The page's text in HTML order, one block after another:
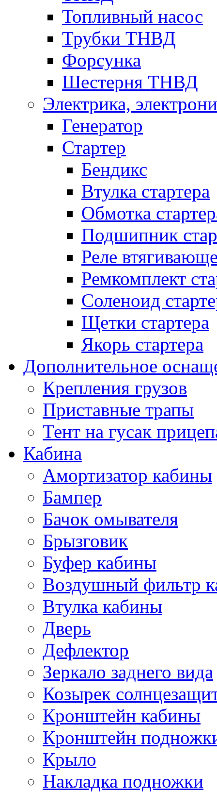
Топливный насос
Трубки ТНВД
Форсунка
Шестерня ТНВД
Электрика,
Генератор
Стартер
Бендикс
Втулка стартера
Обмотка
Подшипник
Реле
Ремкомплект
Соленоид
Щетки стартера
Якорь стартера
Дополнительное
Крепления грузов
Приставные трапы
Тент на гусак
Кабина
Амортизатор кабины
Бампер
Бачок омывателя
Брызговик
Буфер кабины
Воздушный фильтр
Втулка кабины
Дверь
Дефлектор
Зеркало заднего вида
Козырек
Кронштейн кабины
Кронштейн
Крыло
Накладка подножки